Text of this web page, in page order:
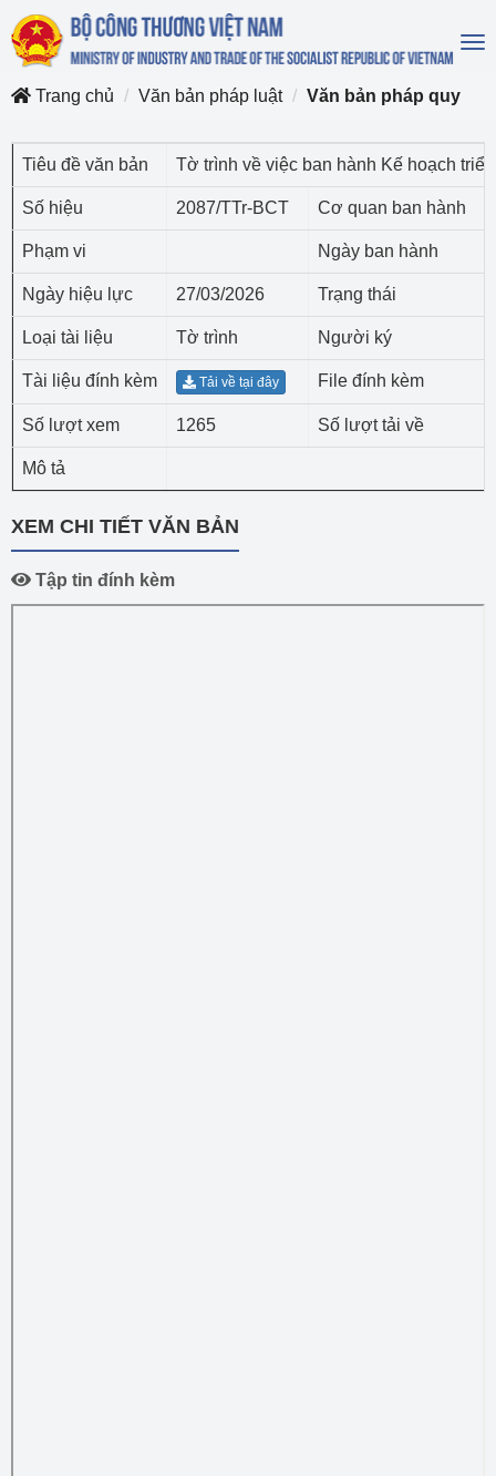
Trang chủ
Văn bản pháp luật Văn bản pháp quy
Tiêu đề văn bản Tờ trình về việc ban hành Kế hoạch
Số hiệu 2087/TTr-BCT Cơ quan ban hành
Phạm vi Ngày ban hành
Ngày hiệu lực 27/03/2026 Trạng thái
Loại tài liệu Tờ trình Người ký
Tài liệu đính kèm Tải về tại đây File đính kèm
Số lượt xem 1265 Số lượt tải về
Mô tả
XEM CHI TIẾT VĂN BẢN
Tập tin đính kèm